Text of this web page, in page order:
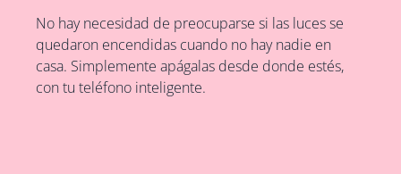
No hay necesidad de preocuparse si las luces se
quedaron encendidas cuando no hay nadie en
casa. Simplemente apágalas desde donde estés,
con tu teléfono inteligente.